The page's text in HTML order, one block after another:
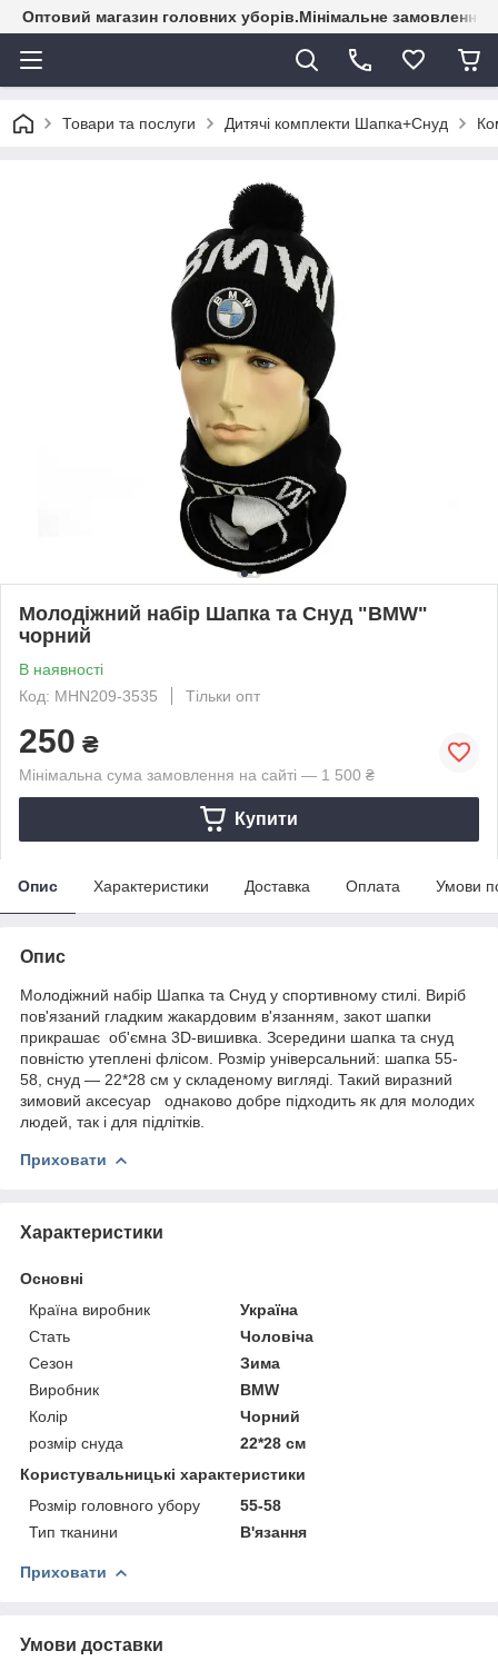
Оптовий магазин головних уборів.Мінімальне замовлення
Товари та послуги Дитячі комплекти Шапка+Снуд
Молодіжний набір Шапка та Снуд "BMW"
чорний
В наявності
Код: MHN209-3535
Тільки опт
250 ₴
Мінімальна сума замовлення на сайті — 1 500 ₴
Купити
Опис Характеристики Доставка Оплата Умови
Опис
Молодіжний набір Шапка та Снуд у спортивному стилі. Виріб
пов'язаний гладким жакардовим в'язанням, закот шапки
прикрашає об'ємна 3D-вишивка. Зсередини шапка та снуд
повністю утеплені флісом. Розмір універсальний: шапка 55-
58, снуд — 22*28 см у складеному вигляді. Такий виразний
зимовий аксесуар однаково добре підходить як для молодих
людей, так і для підлітків.
Приховати
Характеристики
Основні
Країна виробник
Україна
Стать
Чоловіча
Сезон
Зима
Виробник
BMW
Колір
Чорний
розмір снуда
22*28 см
Користувальницькі характеристики
Розмір головного убору
55-58
Тип тканини
В'язання
Приховати
Умови доставки